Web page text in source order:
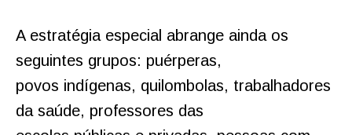
A estratégia especial abrange ainda os
seguintes grupos: puérperas,
povos indígenas, quilombolas, trabalhadores
da saúde, professores das